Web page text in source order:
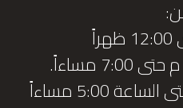
5:00 مساءاً